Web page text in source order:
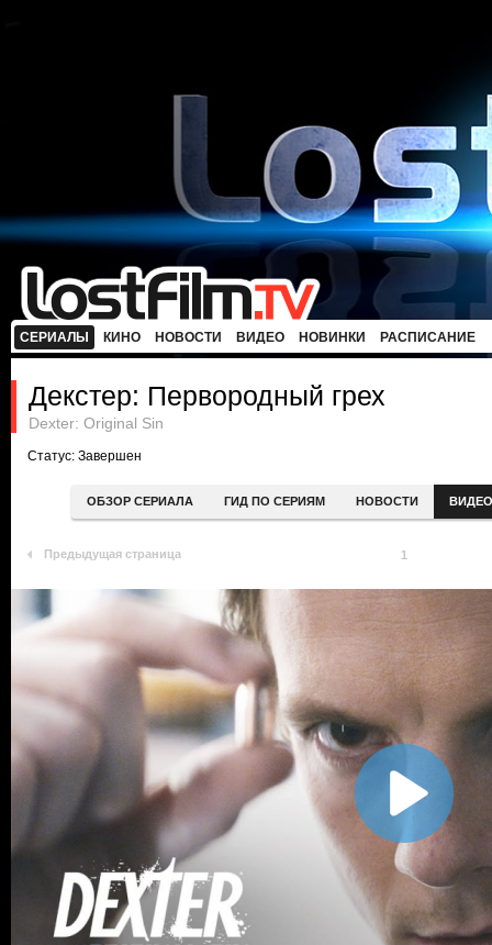
СЕРИАЛЫ КИНО НОВОСТИ ВИДЕО НОВИНКИ РАСПИСАНИЕ
Декстер: Первородный грех
Dexter: Original Sin
Статус: Завершен
ОБЗОР СЕРИАЛА ГИД ПО СЕРИЯМ НОВОСТИ ВИДЕО
Предыдущая страница 1